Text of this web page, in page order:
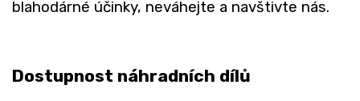
blahodárné účinky, neváhejte a navštivte nás.
Dostupnost náhradních dílů